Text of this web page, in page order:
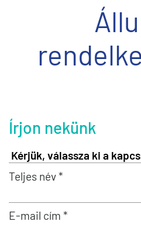
Írjon nekünk
Teljes név *
E-mail cím *